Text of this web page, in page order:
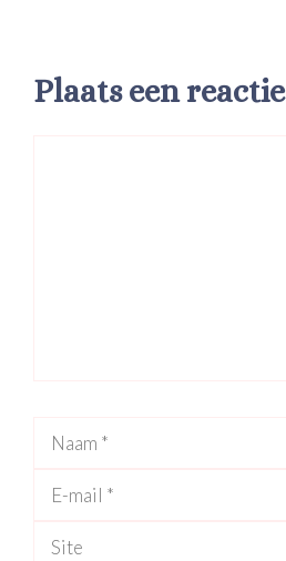
Plaats een reactie